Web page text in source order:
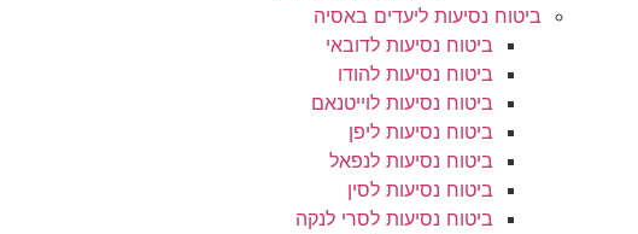
ביטוח נסיעות ליעדים באסיה
ביטוח נסיעות לדובאי
ביטוח נסיעות להודו
ביטוח נסיעות לוייטנאם
ביטוח נסיעות ליפן
ביטוח נסיעות לנפאל
ביטוח נסיעות לסין
ביטוח נסיעות לסרי לנקה